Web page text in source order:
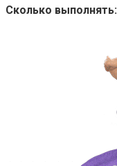
Сколько выполнять: